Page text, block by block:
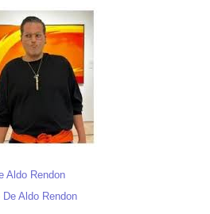
Aldo Rendon
De Aldo Rendon